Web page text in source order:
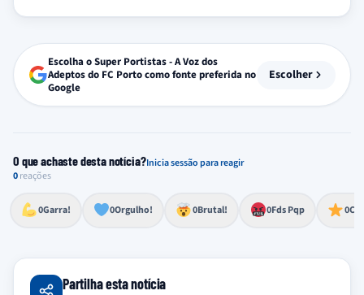
Escolha o Super Portistas - A Voz dos
Adeptos do FC Porto como fonte preferida no
Google
Escolher
O que achaste desta notícia?Inicia sessão para reagir
0reações
0Garra!
Esforço, determinação, aprovação forte
0Orgulho!
Lealdade, amor clubístico, sentimento profundo
0Brutal!
Impressionante, chocante, de grande impacto 0Fds Pqp
Reação de desespero, raiva, frustração ou espanto extremo 0
Excelência, destaque, o melhor
Partilha esta notícia